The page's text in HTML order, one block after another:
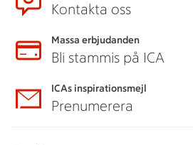
Kontakta oss
Massa erbjudanden
Bli stammis på ICA
ICAs inspirationsmejl
Prenumerera